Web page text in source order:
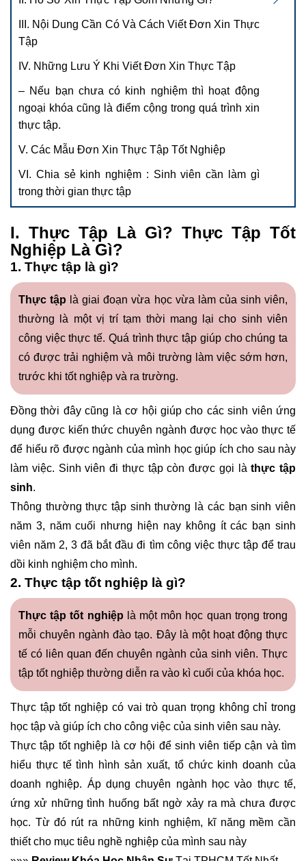
III. Nội Dung Cần Có Và Cách Viết Đơn Xin Thực
Tập
IV. Những Lưu Ý Khi Viết Đơn Xin Thực Tập
– Nếu bạn chưa có kinh nghiệm thì hoạt động
ngoại khóa cũng là điểm cộng trong quá trình xin
thực tập.
V. Các Mẫu Đơn Xin Thực Tập Tốt Nghiệp
VI. Chia sẻ kinh nghiệm : Sinh viên cần làm gì
trong thời gian thực tập
I. Thực Tập Là Gì? Thực Tập Tốt
Nghiệp Là Gì?
1. Thực tập là gì?
Thực tập là giai đoạn vừa học vừa làm của sinh viên,
thường là một vị trí tạm thời mang lại cho sinh viên
công việc thực tế. Quá trình thực tập giúp cho chúng ta
có được trải nghiệm và môi trường làm việc sớm hơn,
trước khi tốt nghiệp và ra trường.
Đồng thời đây cũng là cơ hội giúp cho các sinh viên ứng
dụng được kiến thức chuyên ngành được học vào thực tế
để hiểu rõ được ngành của mình học giúp ích cho sau này
làm việc. Sinh viên đi thực tập còn được gọi làthực tập
sinh.
Thông thường thực tập sinh thường là các bạn sinh viên
năm 3, năm cuối nhưng hiện nay không ít các bạn sinh
viên năm 2, 3 đã bắt đầu đi tìm công việc thực tập để trau
dồi kinh nghiệm cho mình.
2. Thực tập tốt nghiệp là gì?
Thực tập tốt nghiệp là một môn học quan trọng trong
mỗi chuyên ngành đào tạo. Đây là một hoạt động thực
tế có liên quan đến chuyên ngành của sinh viên. Thực
tập tốt nghiệp thường diễn ra vào kì cuối của khóa học.
Thực tập tốt nghiệp có vai trò quan trọng không chỉ trong
học tập và giúp ích cho công việc của sinh viên sau này.
Thực tập tốt nghiệp là cơ hội để sinh viên tiếp cận và tìm
hiểu thực tế tình hình sản xuất, tổ chức kinh doanh của
doanh nghiệp. Áp dụng chuyên ngành học vào thực tế,
ứng xử những tình huống bất ngờ xảy ra mà chưa được
học. Từ đó rút ra những kinh nghiệm, kĩ năng mềm cần
thiết cho mục tiêu nghề nghiệp của mình sau này